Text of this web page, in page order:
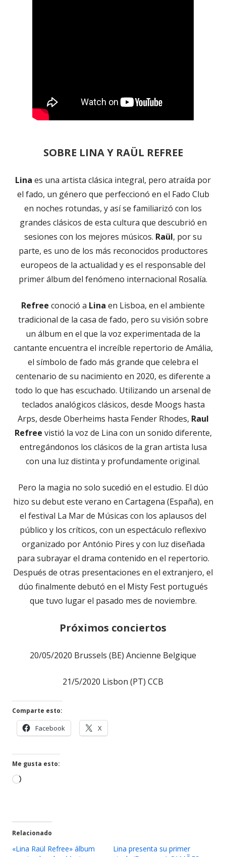
SOBRE LINA Y RAÜL REFREE
Lina es una artista clásica integral, pero atraída por
el fado, un género que perfeccionó en el Fado Club
en noches rotundas, y así se familiarizó con los
grandes clásicos de esta cultura que descubrió en
sesiones con los mejores músicos. Raül, por su
parte, es uno de los más reconocidos productores
europeos de la actualidad y es el responsable del
primer álbum del fenómeno internacional Rosalía.
Refree conoció a Lina en Lisboa, en el ambiente
tradicional de la casa de fado, pero su visión sobre
un álbum en el que la voz experimentada de la
cantante encuentra el increíble repertorio de Amália,
el símbolo de fado más grande que celebra el
centenario de su nacimiento en 2020, es diferente a
todo lo que has escuchado. Utilizando un arsenal de
teclados analógicos clásicos, desde Moogs hasta
Arps, desde Oberheims hasta Fender Rhodes, Raul
Refree vistió la voz de Lina con un sonido diferente,
entregándonos los clásicos de la gran artista lusa
con una luz distinta y profundamente original.
Pero la magia no solo sucedió en el estudio. El dúo
hizo su debut este verano en Cartagena (España), en
el festival La Mar de Músicas con los aplausos del
público y los críticos, con un espectáculo reflexivo
organizado por António Pires y con luz diseñada
para subrayar el drama contenido en el repertorio.
Después de otras presentaciones en el extranjero, el
dúo finalmente debutó en el Misty Fest portugués
que tuvo lugar el pasado mes de noviembre.
Próximos conciertos
20/05/2020 Brussels (BE) Ancienne Belgique
21/5/2020 Lisbon (PT) CCB
Comparte esto:
Facebook
en
X
en
Me gusta esto:
Cargando...
Relacionado
«Lina Raül Refree» álbum
Lina presenta su primer